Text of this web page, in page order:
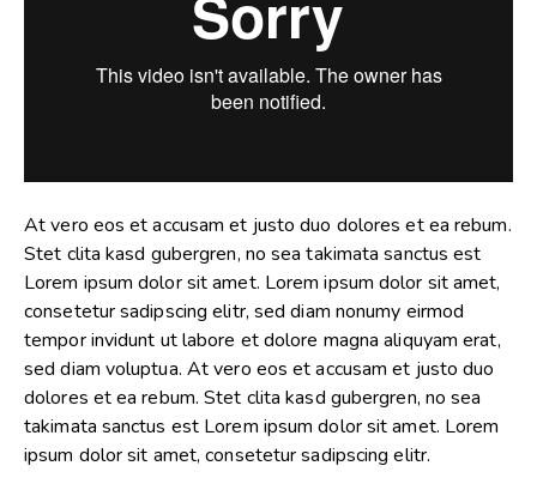
At vero eos et accusam et justo duo dolores et ea rebum.
Stet clita kasd gubergren, no sea takimata sanctus est
Lorem ipsum dolor sit amet. Lorem ipsum dolor sit amet,
consetetur sadipscing elitr, sed diam nonumy eirmod
tempor invidunt ut labore et dolore magna aliquyam erat,
sed diam voluptua. At vero eos et accusam et justo duo
dolores et ea rebum. Stet clita kasd gubergren, no sea
takimata sanctus est Lorem ipsum dolor sit amet. Lorem
ipsum dolor sit amet, consetetur sadipscing elitr.